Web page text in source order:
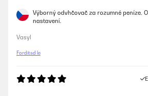
Výborný odvhčovač za rozumné peníze.
nastavení.
Vasyl
Fordítsd le